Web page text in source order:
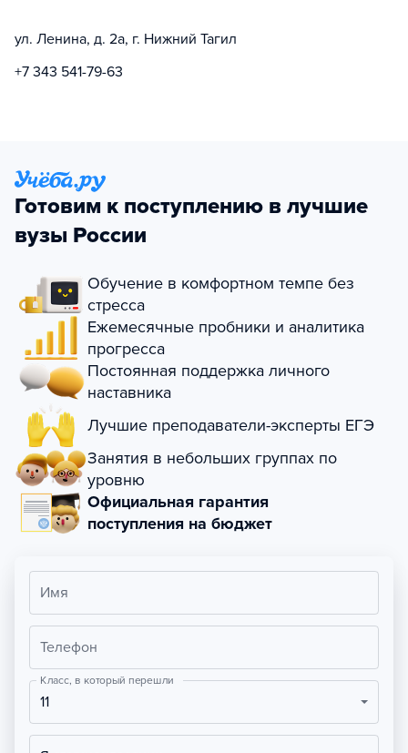
ул. Ленина, д. 2а, г. Нижний Тагил
+7 343 541-79-63
Готовим к поступлению в лучшие
вузы России
Обучение в комфортном темпе без
стресса
Ежемесячные пробники и аналитика
прогресса
Постоянная поддержка личного
наставника
Лучшие преподаватели-эксперты ЕГЭ
Занятия в небольших группах по
уровню
Официальная гарантия
поступления на бюджет
Имя
Телефон
Класс, в который перешли
11